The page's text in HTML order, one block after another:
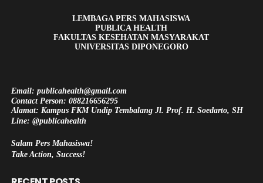
LEMBAGA PERS MAHASISWA
PUBLICA HEALTH
FAKULTAS KESEHATAN MASYARAKAT
UNIVERSITAS DIPONEGORO
Email: publicahealth@gmail.com
Contact Person: 088216656295
Alamat: Kampus FKM Undip Tembalang Jl. Prof. H. Soedarto, SH
Line: @publicahealth
Salam Pers Mahasiswa!
Take Action, Success!